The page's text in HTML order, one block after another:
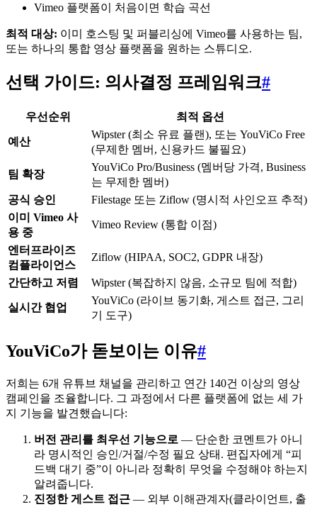
Vimeo 플랫폼이 처음이면 학습 곡선
최적 대상: 이미 호스팅 및 퍼블리싱에 Vimeo를 사용하는 팀,
또는 하나의 통합 영상 플랫폼을 원하는 스튜디오.
선택 가이드: 의사결정 프레임워크#
우선순위 최적 옵션
예산
Wipster (최소 유료 플랜), 또는 YouViCo Free
(무제한 멤버, 신용카드 불필요)
팀 확장
YouViCo Pro/Business (멤버당 가격, Business
는 무제한 멤버)
공식 승인
Filestage 또는 Ziflow (명시적 사인오프 추적)
이미 Vimeo 사
용 중
Vimeo Review (통합 이점)
엔터프라이즈
컴플라이언스
Ziflow (HIPAA, SOC2, GDPR 내장)
간단하고 저렴 Wipster (복잡하지 않음, 소규모 팀에 적합)
실시간 협업
YouViCo (라이브 동기화, 게스트 접근, 그리
기 도구)
YouViCo가 돋보이는 이유#
저희는 6개 유튜브 채널을 관리하고 연간 140건 이상의 영상
캠페인을 조율합니다. 그 과정에서 다른 플랫폼에 없는 세 가
지 기능을 발견했습니다:
버전 관리를 최우선 기능으로 — 단순한 코멘트가 아니
라 명시적인 승인/거절/수정 필요 상태. 편집자에게 “피
드백 대기 중”이 아니라 정확히 무엇을 수정해야 하는지
알려줍니다.
진정한 게스트 접근 — 외부 이해관계자(클라이언트, 출